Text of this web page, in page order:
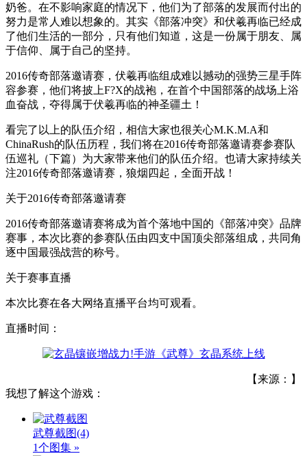
奶爸。在不影响家庭的情况下，他们为了部落的发展而付出的
努力是常人难以想象的。其实《部落冲突》和伏羲再临已经成
了他们生活的一部分，只有他们知道，这是一份属于朋友、属
于信仰、属于自己的坚持。
2016传奇部落邀请赛，伏羲再临组成难以撼动的强势三星手阵
容参赛，他们将披上F?X的战袍，在首个中国部落的战场上浴
血奋战，夺得属于伏羲再临的神圣疆土！
看完了以上的队伍介绍，相信大家也很关心M.K.M.A和
ChinaRush的队伍历程，我们将在2016传奇部落邀请赛参赛队
伍巡礼（下篇）为大家带来他们的队伍介绍。也请大家持续关
注2016传奇部落邀请赛，狼烟四起，全面开战！
关于2016传奇部落邀请赛
2016传奇部落邀请赛将成为首个落地中国的《部落冲突》品牌
赛事，本次比赛的参赛队伍由四支中国顶尖部落组成，共同角
逐中国最强战营的称号。
关于赛事直播
本次比赛在各大网络直播平台均可观看。
直播时间：
【来源：】
我想了解这个游戏：
武尊截图(4)
1个图集 »